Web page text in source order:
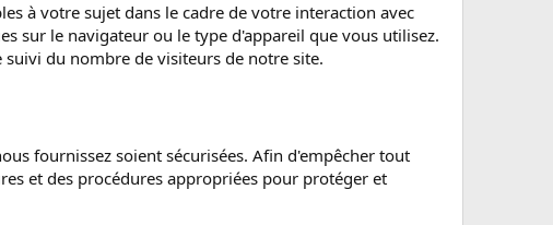
à votre sujet dans le cadre de votre interaction avec
sur le navigateur ou le type d'appareil que vous utilisez.
du nombre de visiteurs de notre site.
fournissez soient sécurisées. Afin d'empêcher tout
et des procédures appropriées pour protéger et